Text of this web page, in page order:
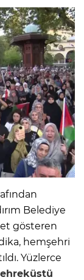
Belediye
gösteren
hemşehri
Yüzlerce